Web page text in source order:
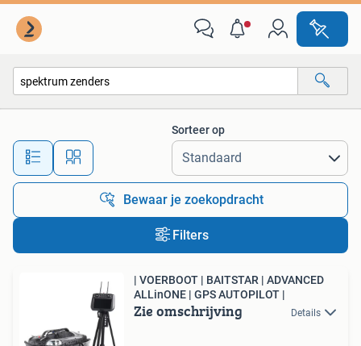
Alle afstanden…
Sorteer op
Bewaar je zoekopdracht
Filters
| VOERBOOT | BAITSTAR | ADVANCED
ALLinONE | GPS AUTOPILOT |
Zie omschrijving Details